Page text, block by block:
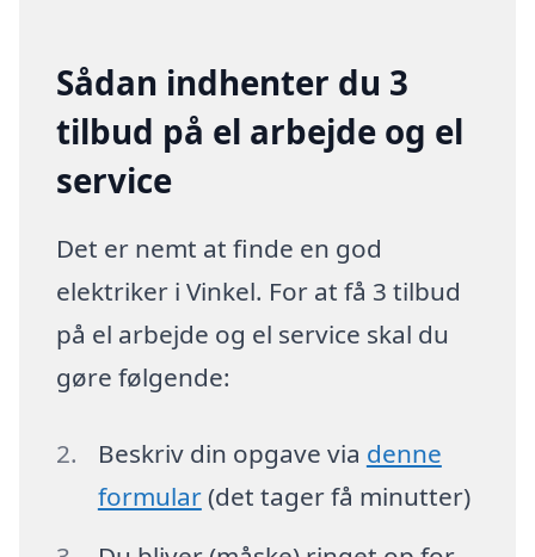
Sådan indhenter du 3
tilbud på el arbejde og el
service
Det er nemt at finde en god
elektriker i Vinkel. For at få 3 tilbud
på el arbejde og el service skal du
gøre følgende:
Beskriv din opgave via denne
formular(det tager få minutter)